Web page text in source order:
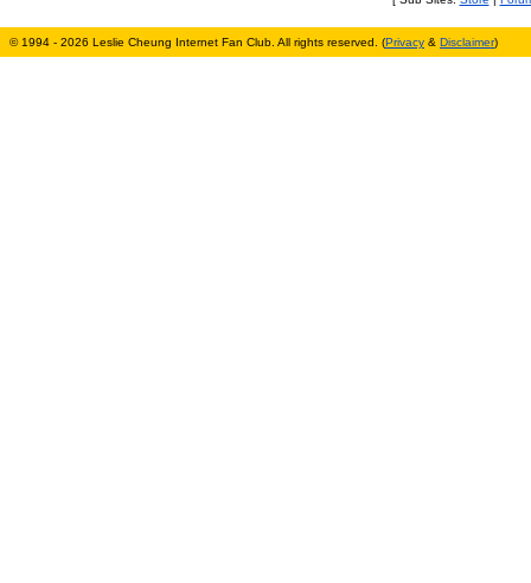
© 1994 - 2026 Leslie Cheung Internet Fan Club. All rights reserved. (Privacy & Disclaimer)